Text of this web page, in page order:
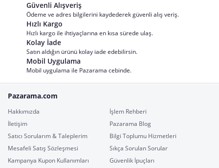
Güvenli Alışveriş
Ödeme ve adres bilgilerini kaydederek güvenli alış veriş.
Hızlı Kargo
Hızlı kargo ile ihtiyaçlarına en kısa sürede ulaş.
Kolay İade
Satın aldığın ürünü kolay iade edebilirsin.
Mobil Uygulama
Mobil uygulama ile Pazarama cebinde.
Pazarama.com
Hakkımızda
İşlem Rehberi
İletişim
Pazarama Blog
Satıcı Sorularım & Taleplerim
Bilgi Toplumu Hizmetleri
Mesafeli Satış Sözleşmesi
Sıkça Sorulan Sorular
Kampanya Kupon Kullanımları
Güvenlik İpuçları